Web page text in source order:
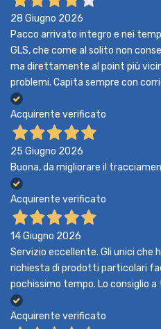
28 Giugno 2026
Pacco arrivato integro e nei
GLS, che come al solito non
ma direttamente al point più
problemi. Capita sempre con
Acquirente verificato
25 Giugno 2026
Buona, da migliorare il
Acquirente verificato
14 Giugno 2026
Servizio eccellente. Gli unici che
richiesta di prodotti particolari
pochissimo tempo. Lo consiglio
Acquirente verificato